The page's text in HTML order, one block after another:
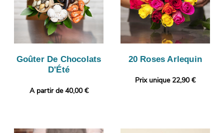
Goûter De Chocolats
D'Été
A partir de 40,00 €
20 Roses Arlequin
Prix unique 22,90 €